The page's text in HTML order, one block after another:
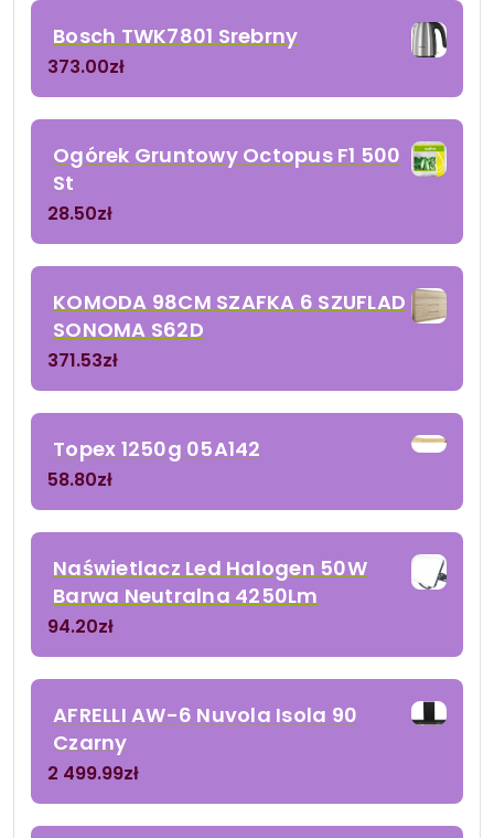
Bosch TWK7801 Srebrny
373.00zł
Ogórek Gruntowy Octopus F1 500
St
28.50zł
KOMODA 98CM SZAFKA 6 SZUFLAD
SONOMA S62D
371.53zł
Topex 1250g 05A142
58.80zł
Naświetlacz Led Halogen 50W
Barwa Neutralna 4250Lm
94.20zł
AFRELLI AW-6 Nuvola Isola 90
Czarny
2 499.99zł